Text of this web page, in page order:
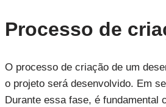
Processo de
O processo de criação de um
o projeto será desenvolvido. Em
Durante essa fase, é